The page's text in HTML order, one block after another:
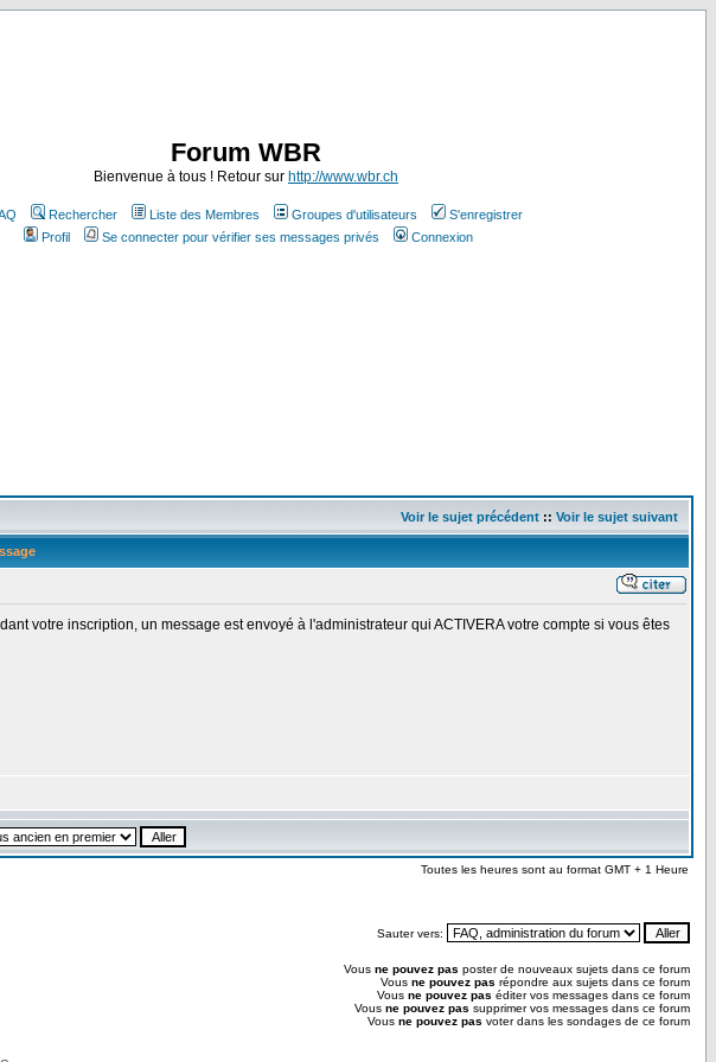
Forum WBR
Bienvenue à tous ! Retour sur http://www.wbr.ch
Rechercher Liste des Membres Groupes d'utilisateurs
S'enregistrer
Profil
Se connecter pour vérifier ses messages privés Connexion
Voir le sujet précédent :: Voir le sujet suivant
votre inscription, un message est envoyé à l'administrateur qui ACTIVERA votre compte si vous êtes
Toutes les heures sont au format GMT + 1 Heure
Sauter vers:
Vous ne pouvez pas poster de nouveaux sujets dans ce forum
Vous ne pouvez pas répondre aux sujets dans ce forum
Vous ne pouvez pas éditer vos messages dans ce forum
Vous ne pouvez pas supprimer vos messages dans ce forum
Vous ne pouvez pas voter dans les sondages de ce forum